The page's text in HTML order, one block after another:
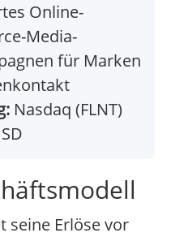
Online-
Media-
für Marken
Nasdaq (FLNT)
seine Erlöse vor